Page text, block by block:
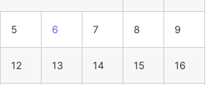
5 6 7 8 9
12 13 14 15 16